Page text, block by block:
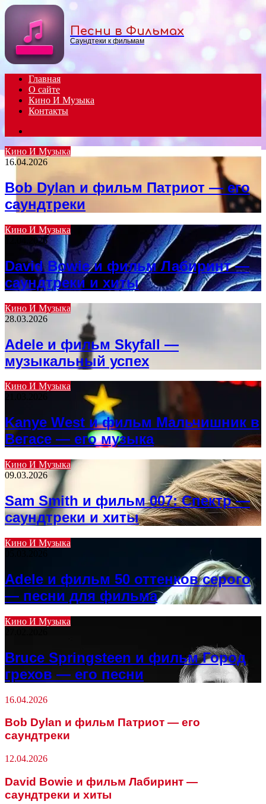
Menu
Песни в Фильмах
Саундтеки к фильмам
Главная
О сайте
Кино И Музыка
Контакты
Кино И Музыка
16.04.2026
Bob Dylan и фильм Патриот — его
саундтреки
Кино И Музыка
12.04.2026
David Bowie и фильм Лабиринт —
саундтреки и хиты
Кино И Музыка
28.03.2026
Adele и фильм Skyfall —
музыкальный успех
Кино И Музыка
Kanye West и фильм Мальчишник в
Вегасе — его музыка
Кино И Музыка
09.03.2026
Sam Smith и фильм 007: Спектр —
саундтреки и хиты
Кино И Музыка
Adele и фильм 50 оттенков серого
— песни для фильма
Кино И Музыка
Bruce Springsteen и фильм Город
грехов — его песни
16.04.2026
Bob Dylan и фильм Патриот — его
саундтреки
12.04.2026
David Bowie и фильм Лабиринт —
саундтреки и хиты